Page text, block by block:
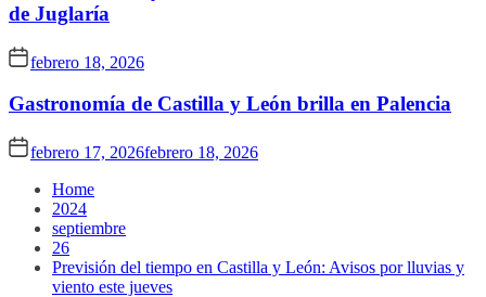
de Juglaría
febrero 18, 2026
Gastronomía de Castilla y León brilla en Palencia
febrero 17, 2026febrero 18, 2026
Home
2024
septiembre
26
Previsión del tiempo en Castilla y León: Avisos por lluvias y
viento este jueves